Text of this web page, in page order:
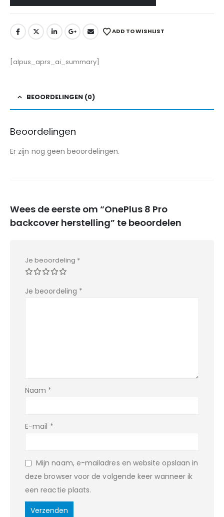
ADD TO WISHLIST
[alpus_aprs_ai_summary]
BEOORDELINGEN (0)
Beoordelingen
Er zijn nog geen beoordelingen.
Wees de eerste om “OnePlus 8 Pro
backcover herstelling” te beoordelen
Je beoordeling *
Je beoordeling *
Naam *
E-mail *
Mijn naam, e-mailadres en website opslaan in
deze browser voor de volgende keer wanneer ik
een reactie plaats.